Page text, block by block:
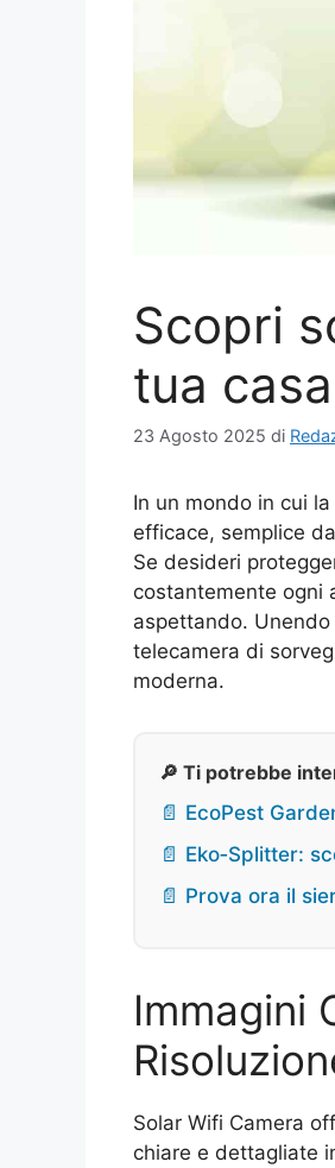
Scopri
tua
23 Agosto 2025 di
In un mondo in cui
efficace, semplice
Se desideri
costantemente ogni
aspettando.
telecamera di
moderna.
🔎 Ti potrebbe
📄 EcoPest
📄 Eko‑Splitter:
📄 Prova ora il
Immagini
Solar Wifi Camera
chiare e dettagliate